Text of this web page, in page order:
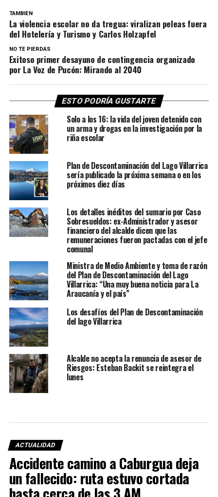
TAMBIEN
La violencia escolar no da tregua: viralizan peleas fuera
del Hotelería y Turismo y Carlos Holzapfel
NO TE PIERDAS
Exitoso primer desayuno de contingencia organizado
por La Voz de Pucón: Mirando al 2040
ESTO PODRÍA GUSTARTE
Solo a los 16: la vida del joven detenido con
un arma y drogas en la investigación por la
riña escolar
Plan de Descontaminación del Lago Villarrica
sería publicado la próxima semana o en los
próximos diez días
Los detalles inéditos del sumario por Caso
Sobresueldos: ex-Administrador y asesor
financiero del alcalde dicen que las
remuneraciones fueron pactadas con el jefe
comunal
Ministra de Medio Ambiente y toma de razón
del Plan de Descontaminación del Lago
Villarrica: “Una muy buena noticia para La
Araucanía y el país”
Los desafíos del Plan de Descontaminación
del lago Villarrica
Alcalde no acepta la renuncia de asesor de
Riesgos: Esteban Backit se reintegra el
lunes
ACTUALIDAD
Accidente camino a Caburgua deja
un fallecido: ruta estuvo cortada